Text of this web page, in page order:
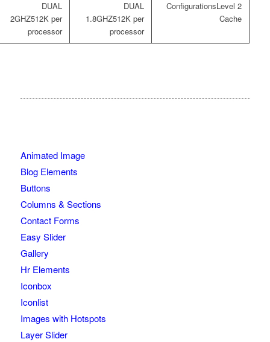
Level 2
Cache
512K per
processor
512K per
processor
Animated Image
Blog Elements
Buttons
Columns & Sections
Contact Forms
Easy Slider
Gallery
Hr Elements
Iconbox
Iconlist
Images with Hotspots
Layer Slider